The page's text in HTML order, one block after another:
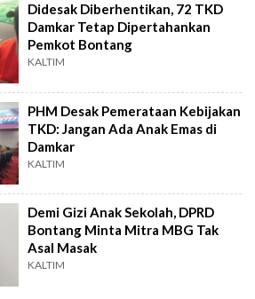
Didesak Diberhentikan, 72 TKD
Damkar Tetap Dipertahankan
Pemkot Bontang
KALTIM
PHM Desak Pemerataan Kebijakan
TKD: Jangan Ada Anak Emas di
Damkar
KALTIM
Demi Gizi Anak Sekolah, DPRD
Bontang Minta Mitra MBG Tak
Asal Masak
KALTIM